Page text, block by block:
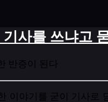
기사를 쓰냐고
반증이 된다
이야기를 굳이 기사로